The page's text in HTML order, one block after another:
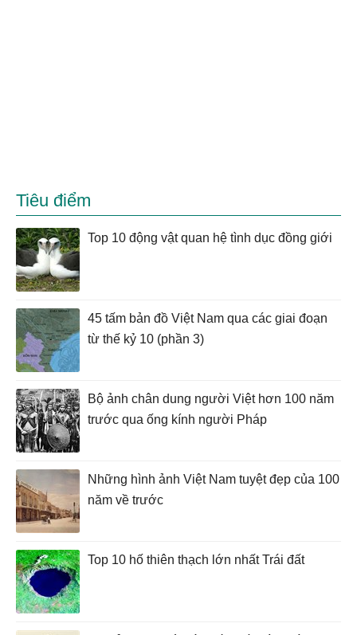
Tiêu điểm
Top 10 động vật quan hệ tình dục đồng giới
45 tấm bản đồ Việt Nam qua các giai đoạn
từ thế kỷ 10 (phần 3)
Bộ ảnh chân dung người Việt hơn 100 năm
trước qua ống kính người Pháp
Những hình ảnh Việt Nam tuyệt đẹp của 100
năm về trước
Top 10 hố thiên thạch lớn nhất Trái đất